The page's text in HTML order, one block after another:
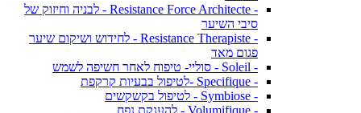
- Resistance Force Architecte - לבניה וחיזוק של
סיבי השיער
- Resistance Therapiste - לחידוש ושיקום שיער
פגום מאד
- Soleil - סוליי- טיפוח לאחר חשיפה לשמש
- Specifique -לטיפול בבעיות קרקפת
- Symbiose - לטיפול בקשקשים
- Volumifique - להענקת נפח